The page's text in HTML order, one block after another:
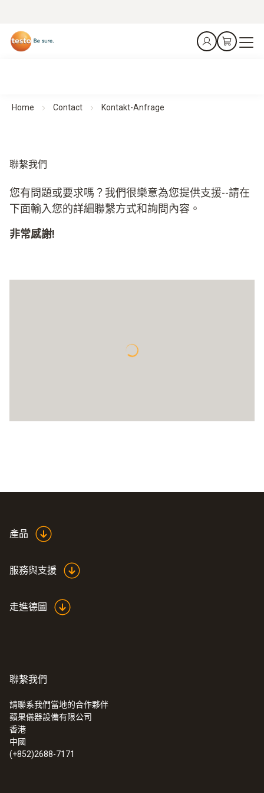
Home Contact Kontakt-Anfrage
聯繫我們
您有問題或要求嗎？我們很樂意為您提供支援--請在
下面輸入您的詳細聯繫方式和詢問內容。
非常感謝!
產品
服務與支援
走進德圖
聯繫我們
請聯系我們當地的合作夥伴
蘋果儀器設備有限公司
香港
中國
(+852)2688-7171